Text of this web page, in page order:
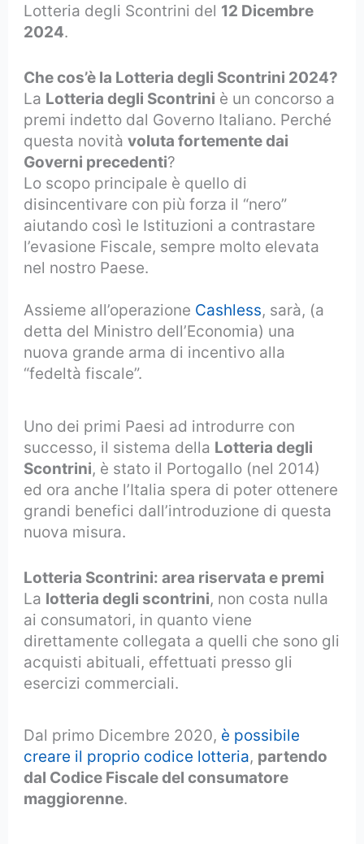
Lotteria degli Scontrini del 12 Dicembre
2024.
Che cos’è la Lotteria degli Scontrini 2024?
La Lotteria degli Scontrini è un concorso a
premi indetto dal Governo Italiano. Perché
questa novitàvoluta fortemente dai
Governi precedenti?
Lo scopo principale è quello di
disincentivare con più forza il “nero”
aiutando così le Istituzioni a contrastare
l’evasione Fiscale, sempre molto elevata
nel nostro Paese.
Assieme all’operazione Cashless, sarà, (a
detta del Ministro dell’Economia) una
nuova grande arma di incentivo alla
“fedeltà fiscale”.
Uno dei primi Paesi ad introdurre con
successo, il sistema della Lotteria degli
Scontrini, è stato il Portogallo (nel 2014)
ed ora anche l’Italia spera di poter ottenere
grandi benefici dall’introduzione di questa
nuova misura.
Lotteria Scontrini: area riservata e premi
La lotteria degli scontrini, non costa nulla
ai consumatori, in quanto viene
direttamente collegata a quelli che sono gli
acquisti abituali, effettuati presso gli
esercizi commerciali.
Dal primo Dicembre 2020, è possibile
creare il proprio codice lotteria, partendo
dal Codice Fiscale del consumatore
maggiorenne.